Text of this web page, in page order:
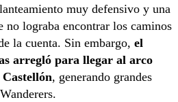
muy defensivo y una
no lograba encontrar los caminos
la cuenta. Sin embargo, el
arregló para llegar al arco
, generando grandes